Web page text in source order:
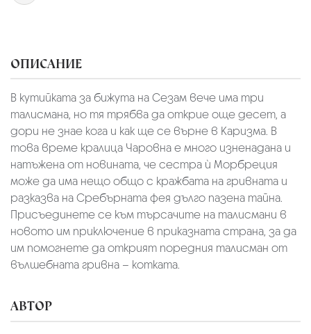
ОПИСАНИЕ
В кутийката за бижута на Сезам вече има три
талисмана, но тя трябва да открие още десет, а
дори не знае кога и как ще се върне в Каризма. В
това време кралица Чаровна е много изненадана и
натъжена от новината, че сестра ѝ Морбреция
може да има нещо общо с кражбата на гривната и
разказва на Сребърната фея дълго пазена тайна.
Присъединете се към търсачите на талисмани в
новото им приключение в приказната страна, за да
им помогнете да открият поредния талисман от
вълшебната гривна – котката.
АВТОР